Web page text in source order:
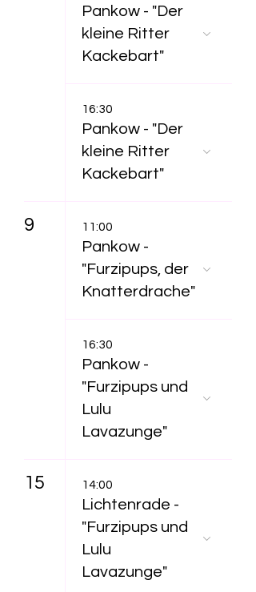
Pankow - "Der
kleine Ritter
Kackebart"
16:30
Pankow - "Der
kleine Ritter
Kackebart"
9 11:00
Pankow -
"Furzipups, der
Knatterdrache"
16:30
Pankow -
"Furzipups und
Lulu
Lavazunge"
15 14:00
Lichtenrade -
"Furzipups und
Lulu
Lavazunge"